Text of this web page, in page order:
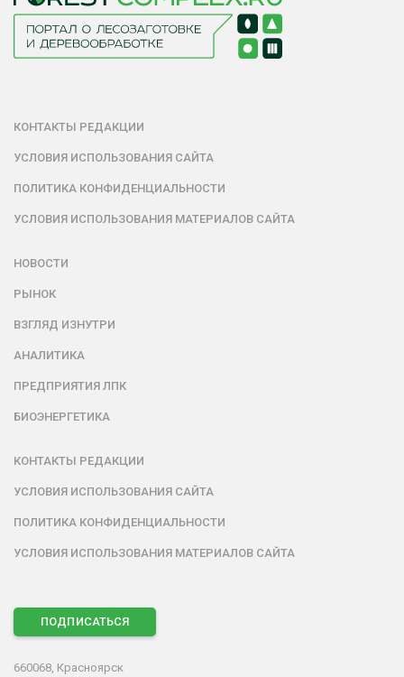
КОНТАКТЫ РЕДАКЦИИ
УСЛОВИЯ ИСПОЛЬЗОВАНИЯ САЙТА
ПОЛИТИКА КОНФИДЕНЦИАЛЬНОСТИ
УСЛОВИЯ ИСПОЛЬЗОВАНИЯ МАТЕРИАЛОВ САЙТА
НОВОСТИ
РЫНОК
ВЗГЛЯД ИЗНУТРИ
АНАЛИТИКА
ПРЕДПРИЯТИЯ ЛПК
БИОЭНЕРГЕТИКА
КОНТАКТЫ РЕДАКЦИИ
УСЛОВИЯ ИСПОЛЬЗОВАНИЯ САЙТА
ПОЛИТИКА КОНФИДЕНЦИАЛЬНОСТИ
УСЛОВИЯ ИСПОЛЬЗОВАНИЯ МАТЕРИАЛОВ САЙТА
ПОДПИСАТЬСЯ
660068, Красноярск